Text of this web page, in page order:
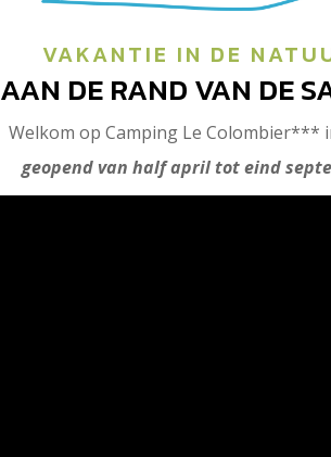
VAKANTIE IN DE
AAN DE RAND VAN DE
Welkom op Camping Le Colombier***
geopend van half april tot eind